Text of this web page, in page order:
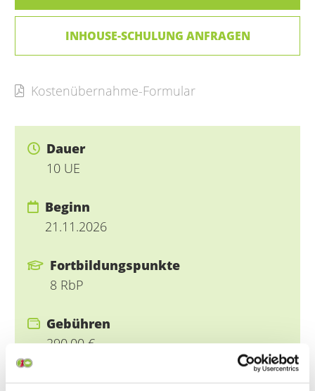
INHOUSE-SCHULUNG ANFRAGEN
Kostenübernahme-Formular
Dauer
10 UE
Beginn
21.11.2026
Fortbildungspunkte
8 RbP
Gebühren
290,00 €
Themengebiet